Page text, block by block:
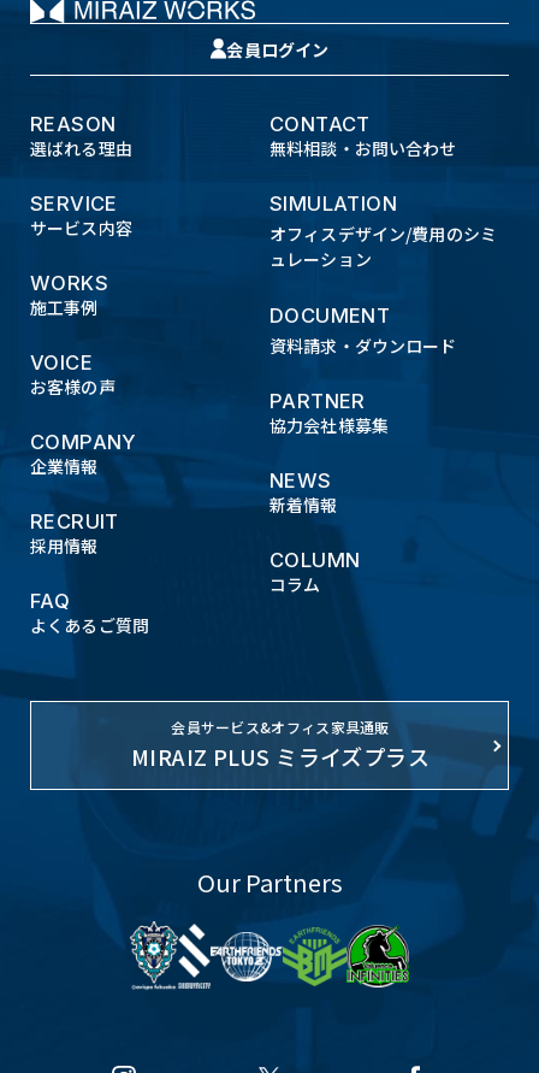
会員ログイン
REASON
選ばれる理由
SERVICE
サービス内容
WORKS
施工事例
VOICE
お客様の声
COMPANY
企業情報
RECRUIT
採用情報
FAQ
よくあるご質問
CONTACT
無料相談・お問い合わせ
SIMULATION
オフィスデザイン/費用のシミ
ュレーション
DOCUMENT
資料請求・ダウンロード
PARTNER
協力会社様募集
NEWS
新着情報
COLUMN
コラム
会員サービス&オフィス家具通販
MIRAIZ PLUS ミライズプラス
Our Partners